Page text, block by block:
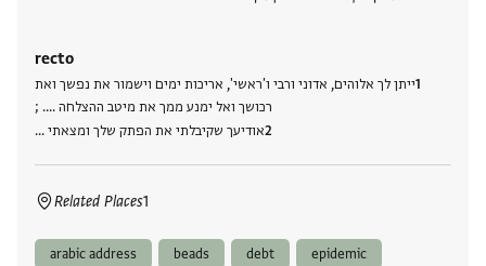
recto
ייתן לך אלוהים, אדוני ורבי ו'ראשי', אריכות ימים וישמור את נפשך ואת
רכושך ואל ימנע ממך את מיטב ההצלחה .... ;
אודיעך שקיבלתי את הפתק שלך ומצאתי …
Related Places1
arabic address beads debt epidemic